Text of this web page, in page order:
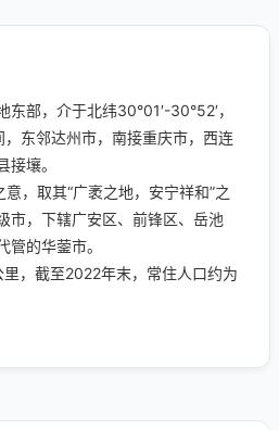
部，介于北纬30°01′-30°52′，
，东邻达州市，南接重庆市，西连
壤。
，取其“广袤之地，安宁祥和”之
市，下辖广安区、前锋区、岳池
的华蓥市。
，截至2022年末，常住人口约为